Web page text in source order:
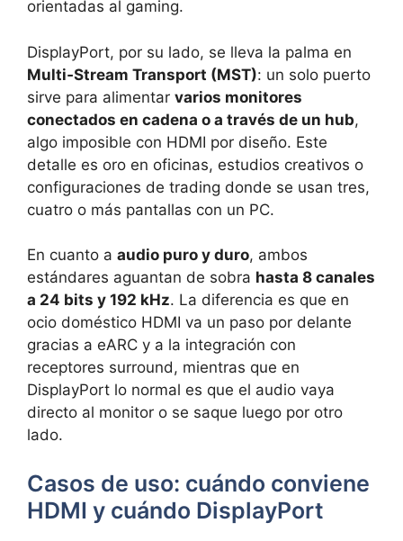
orientadas al gaming.
DisplayPort, por su lado, se lleva la palma en
Multi‑Stream Transport (MST): un solo puerto
sirve para alimentar varios monitores
conectados en cadena o a través de un hub,
algo imposible con HDMI por diseño. Este
detalle es oro en oficinas, estudios creativos o
configuraciones de trading donde se usan tres,
cuatro o más pantallas con un PC.
En cuanto a audio puro y duro, ambos
estándares aguantan de sobra hasta 8 canales
a 24 bits y 192 kHz. La diferencia es que en
ocio doméstico HDMI va un paso por delante
gracias a eARC y a la integración con
receptores surround, mientras que en
DisplayPort lo normal es que el audio vaya
directo al monitor o se saque luego por otro
lado.
Casos de uso: cuándo conviene
HDMI y cuándo DisplayPort